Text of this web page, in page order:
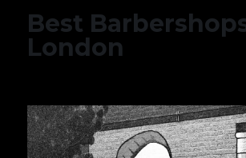
Best
London